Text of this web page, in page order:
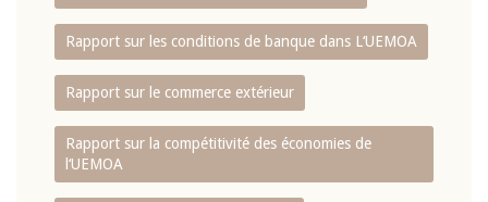
Rapport sur les conditions de banque dans L‘UEMOA
Rapport sur le commerce extérieur
Rapport sur la compétitivité des économies de
l‘UEMOA